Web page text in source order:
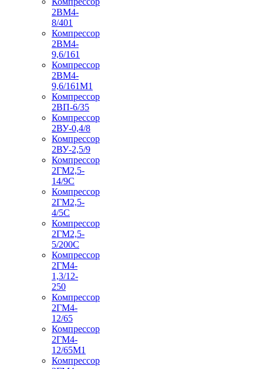
2ВМ4-
8/401
Компрессор
2ВМ4-
9,6/161
Компрессор
2ВМ4-
9,6/161М1
Компрессор
2ВП-6/35
Компрессор
2ВУ-0,4/8
Компрессор
2ВУ-2,5/9
Компрессор
2ГМ2,5-
14/9С
Компрессор
2ГМ2,5-
4/5С
Компрессор
2ГМ2,5-
5/200С
Компрессор
2ГМ4-
1,3/12-
250
Компрессор
2ГМ4-
12/65
Компрессор
2ГМ4-
12/65М1
Компрессор